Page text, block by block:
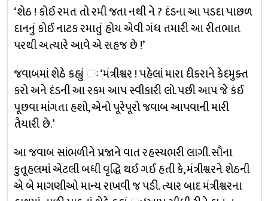
‘શેઠ ! કોઈ રમત તો રમી જતા નથી ને ? દંડના આ પડદા પાછળ
દાનનું કોઈ નાટક રમાતું હોય એવી ગંધ તમારી આ રીતભાત
પરથી અત્યારે આવે એ સહજ છે !’
જવાબમાં શેઠે કહ્યું ઃ ‘મંત્રીશ્વર ! પહેલાં મારા દીકરાને કેદમુક્ત
કરો અને દંડની આ રકમ આપ સ્વીકારી લો. પછી આપ જે કંઈ
પૂછવા માંગતા હશો, એનો પૂરેપૂરો જવાબ આપવાની મારી
તૈયારી છે.’
આ જવાબ સાંભળીને પ્રજાને વાત રહસ્યભરી લાગી. સૌના
કુતૂહલમાં એટલી બધી વૃદ્ધિ થઈ ગઈ હતી કે, મંત્રીશ્વરને શેઠની
એ બે માગણીઓ માન્ય રાખવી જ પડી. ત્યાર બાદ મંત્રીશ્વરના